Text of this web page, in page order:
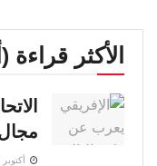
الأكثر
أكتوبر 22, 2024